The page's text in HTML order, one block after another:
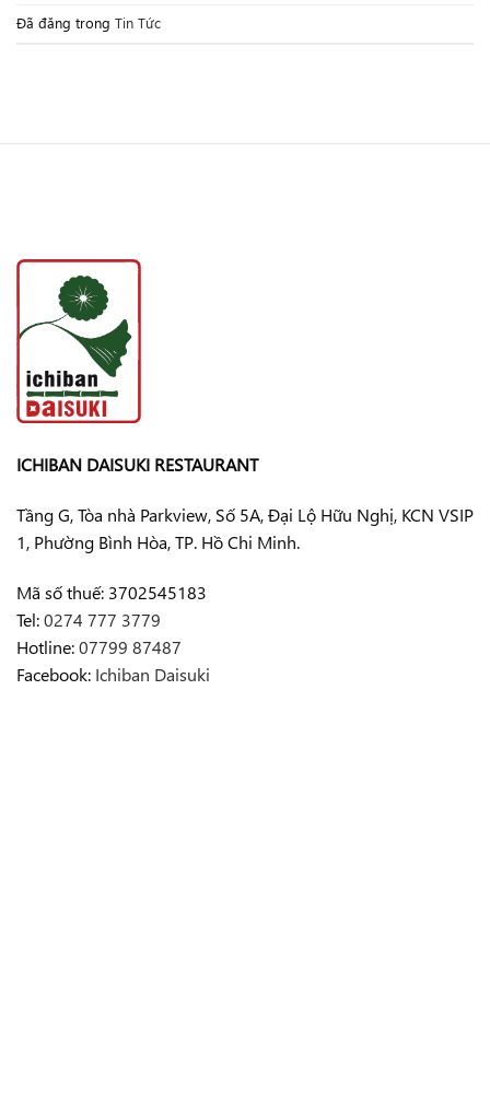
Đã đăng trong Tin Tức
ICHIBAN DAISUKI RESTAURANT
Tầng G, Tòa nhà Parkview, Số 5A, Đại Lộ Hữu Nghị, KCN VSIP
1, Phường Bình Hòa, TP. Hồ Chi Minh.
Mã số thuế: 3702545183
Tel:0274 777 3779
Hotline:07799 87487
Facebook: Ichiban Daisuki